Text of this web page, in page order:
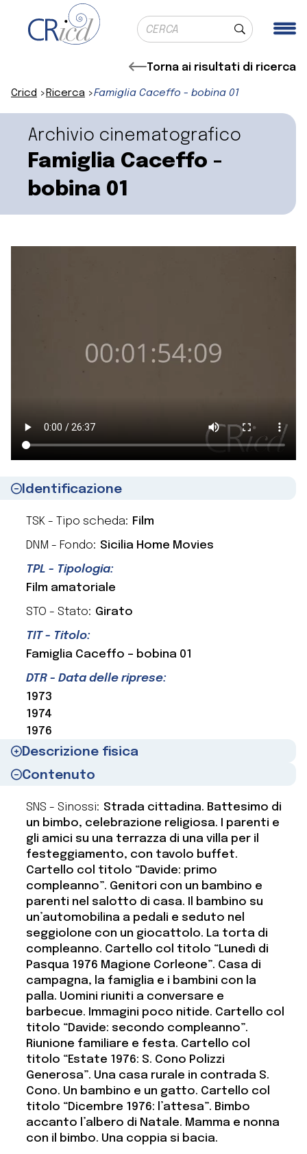
Ricerca globale
Cerca
Torna ai risultati di ricerca
Cricd Ricerca Famiglia Caceffo - bobina 01
Archivio cinematografico
Famiglia Caceffo -
bobina 01
Identificazione
TSK - Tipo scheda: Film
DNM - Fondo: Sicilia Home Movies
TPL - Tipologia:
Film amatoriale
STO - Stato: Girato
TIT - Titolo:
Famiglia Caceffo – bobina 01
DTR - Data delle riprese:
1973
1974
1976
Descrizione fisica
Contenuto
SNS - Sinossi: Strada cittadina. Battesimo di
un bimbo, celebrazione religiosa. I parenti e
gli amici su una terrazza di una villa per il
festeggiamento, con tavolo buffet.
Cartello col titolo “Davide: primo
compleanno”. Genitori con un bambino e
parenti nel salotto di casa. Il bambino su
un’automobilina a pedali e seduto nel
seggiolone con un giocattolo. La torta di
compleanno. Cartello col titolo “Lunedì di
Pasqua 1976 Magione Corleone”. Casa di
campagna, la famiglia e i bambini con la
palla. Uomini riuniti a conversare e
barbecue. Immagini poco nitide. Cartello col
titolo “Davide: secondo compleanno”.
Riunione familiare e festa. Cartello col
titolo “Estate 1976: S. Cono Polizzi
Generosa”. Una casa rurale in contrada S.
Cono. Un bambino e un gatto. Cartello col
titolo “Dicembre 1976: l’attesa”. Bimbo
accanto l’albero di Natale. Mamma e nonna
con il bimbo. Una coppia si bacia.